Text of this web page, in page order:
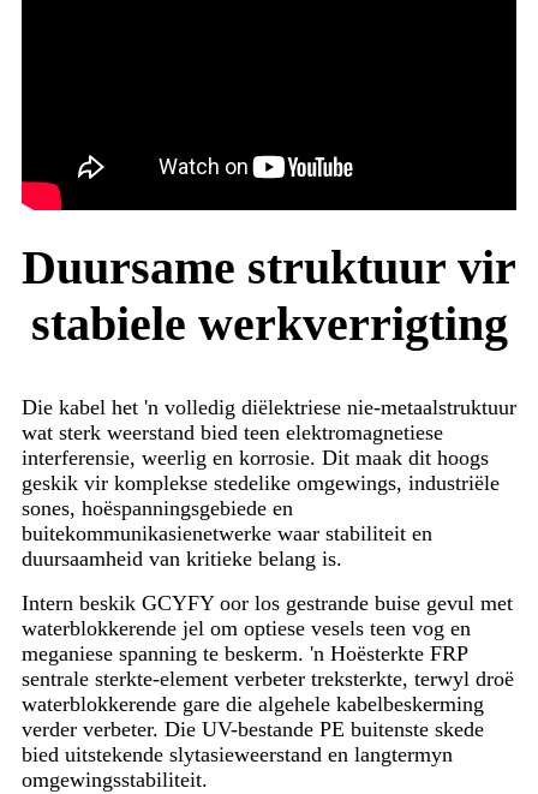
Duursame struktuur vir
stabiele werkverrigting
Die kabel het 'n volledig diëlektriese nie-metaalstruktuur
wat sterk weerstand bied teen elektromagnetiese
interferensie, weerlig en korrosie. Dit maak dit hoogs
geskik vir komplekse stedelike omgewings, industriële
sones, hoëspanningsgebiede en
buitekommunikasienetwerke waar stabiliteit en
duursaamheid van kritieke belang is.
Intern beskik GCYFY oor los gestrande buise gevul met
waterblokkerende jel om optiese vesels teen vog en
meganiese spanning te beskerm. 'n Hoësterkte FRP
sentrale sterkte-element verbeter treksterkte, terwyl droë
waterblokkerende gare die algehele kabelbeskerming
verder verbeter. Die UV-bestande PE buitenste skede
bied uitstekende slytasieweerstand en langtermyn
omgewingsstabiliteit.